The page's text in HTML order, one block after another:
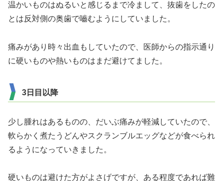
温かいものはぬるいと感じるまで冷まして、抜歯をしたの
とは反対側の奥歯で嚙むようにしていました。
痛みがあり時々出血もしていたので、医師からの指示通り
に硬いものや熱いものはまだ避けてました。
3日目以降
少し腫れはあるものの、だいぶ痛みが軽減していたので、
軟らかく煮たうどんやスクランブルエッグなどが食べられ
るようになっていきました。
硬いものは避けた方がよさげですが、ある程度であれば難